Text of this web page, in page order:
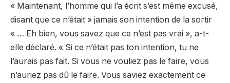
« Maintenant, l’homme qui l’a écrit s’est même excusé,
disant que ce n’était » jamais son intention de la sortir
« … Eh bien, vous savez que ce n’est pas vrai », a-t-
elle déclaré. « Si ce n’était pas ton intention, tu ne
l’aurais pas fait. Si vous ne vouliez pas le faire, vous
n’auriez pas dû le faire. Vous saviez exactement ce